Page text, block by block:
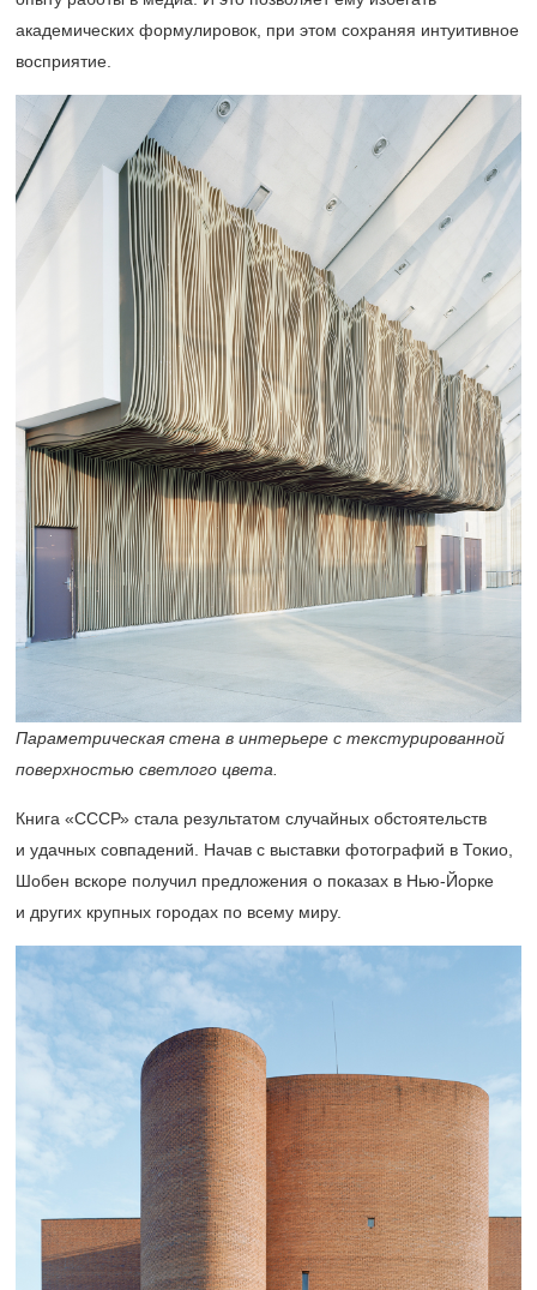
академических формулировок, при этом сохраняя интуитивное
восприятие.
Параметрическая стена в интерьере с текстурированной
поверхностью светлого цвета.
Книга «СССР» стала результатом случайных обстоятельств
и удачных совпадений. Начав с выставки фотографий в Токио,
Шобен вскоре получил предложения о показах в Нью-Йорке
и других крупных городах по всему миру.